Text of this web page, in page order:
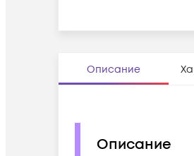
Описание
Описание